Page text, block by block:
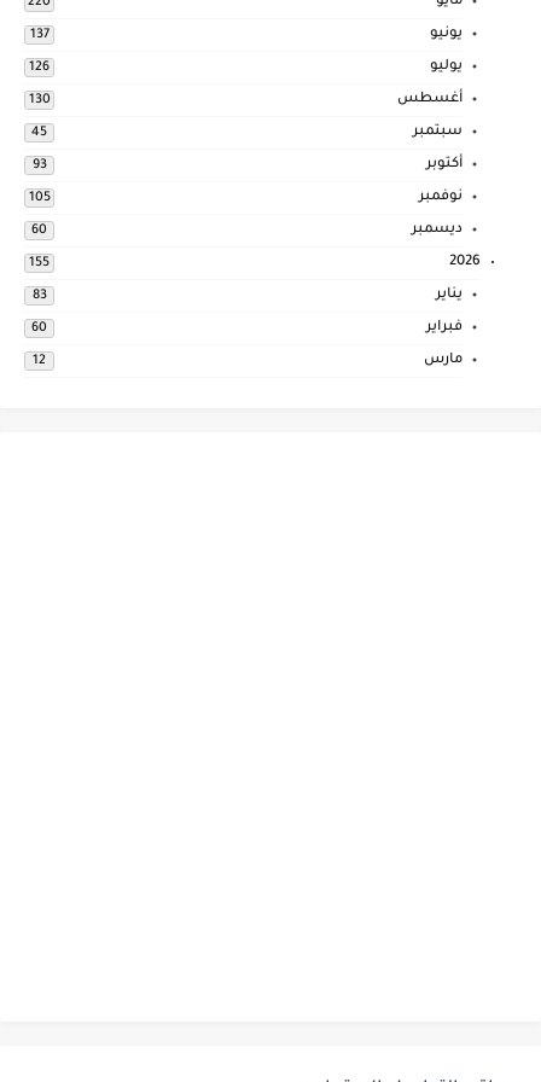
220
يونيو 137
يوليو 126
أغسطس 130
سبتمبر 45
أكتوبر 93
نوفمبر 105
ديسمبر 60
2026
155
يناير 83
فبراير 60
مارس 12